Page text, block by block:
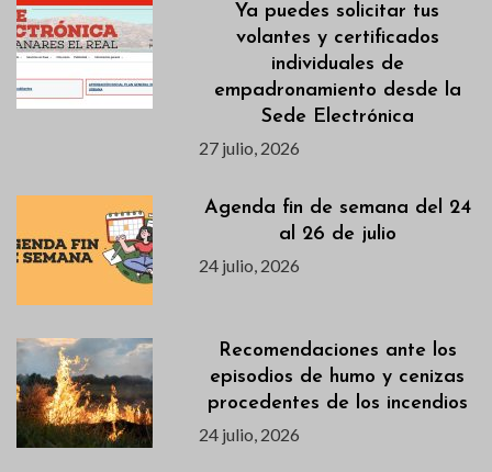
Ya puedes solicitar tus
volantes y certificados
individuales de
empadronamiento desde la
Sede Electrónica
27 julio, 2026
Agenda fin de semana del 24
al 26 de julio
24 julio, 2026
Recomendaciones ante los
episodios de humo y cenizas
procedentes de los incendios
24 julio, 2026